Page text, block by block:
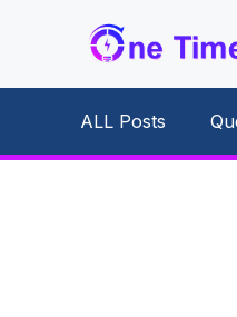
content
ALL Posts